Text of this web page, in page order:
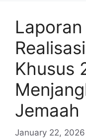
Laporan
Khusus
Jemaah
January 22, 2026